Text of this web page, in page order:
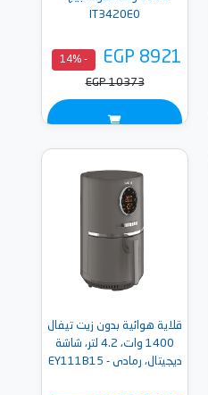
IT3420E0
EGP 8921
- 14%
EGP 10373
قلاية هوائية بدون زيت تيفال
1400 وات، 4.2 لتر، شاشة
ديجيتال، رمادى - EY111B15